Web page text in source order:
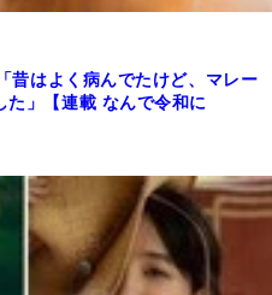
昔はよく病んでたけど、マレー
た」【連載 なんで令和に